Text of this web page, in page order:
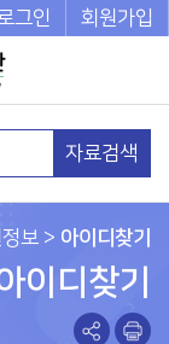
그인 회원가입
자료검색
홈
보 > 아이디찾기
이디찾기